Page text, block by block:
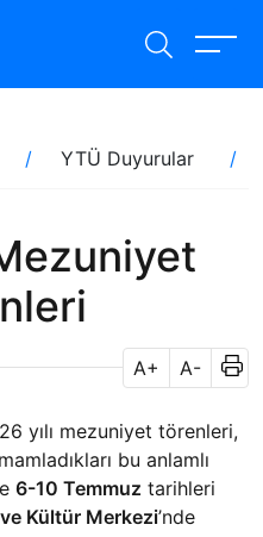
YTÜ Duyurular
A+ A-
yılı mezuniyet törenleri,
bu anlamlı
6-10 Temmuz tarihleri
Kültür Merkezi’nde